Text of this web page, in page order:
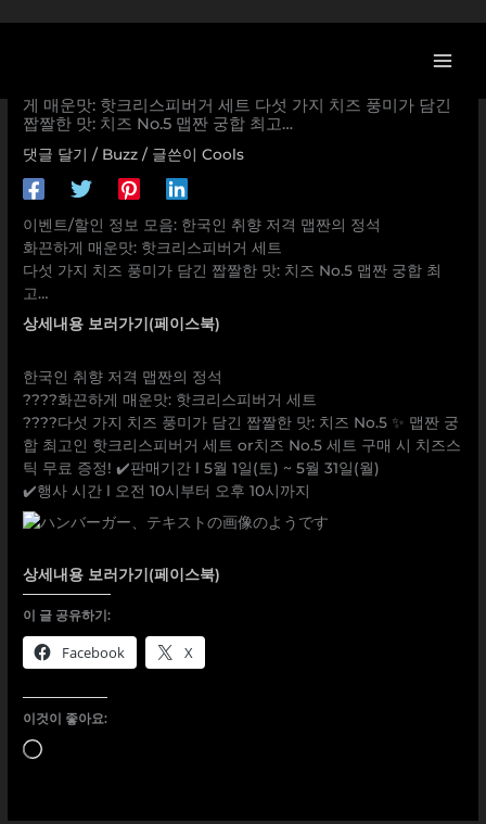
로
게 매운맛: 핫크리스피버거 세트 다섯 가지 치즈 풍미가 담긴
짭짤한 맛: 치즈 No.5 맵짠 궁합 최고…
댓글 달기 / Buzz / 글쓴이Cools
이벤트/할인 정보 모음: 한국인 취향 저격 맵짠의 정석
화끈하게 매운맛: 핫크리스피버거 세트
다섯 가지 치즈 풍미가 담긴 짭짤한 맛: 치즈 No.5 맵짠 궁합 최
고…
상세내용 보러가기(페이스북)
한국인 취향 저격 맵짠의 정석
????화끈하게 매운맛: 핫크리스피버거 세트
????다섯 가지 치즈 풍미가 담긴 짭짤한 맛: 치즈 No.5 ✨ 맵짠 궁
합 최고인 핫크리스피버거 세트 or치즈 No.5 세트 구매 시 치즈스
틱 무료 증정! ✔️판매기간 l 5월 1일(토) ~ 5월 31일(월)
✔️행사 시간 l 오전 10시부터 오후 10시까지
상세내용 보러가기(페이스북)
이 글 공유하기:
Facebook X
이것이 좋아요:
로